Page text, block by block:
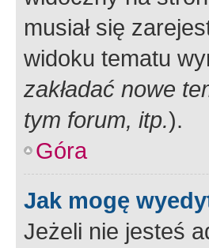
musiał się
widoku tematu
zakładać nowe
tym forum, itp.).
Góra
Jak mogę
Jeżeli nie jesteś